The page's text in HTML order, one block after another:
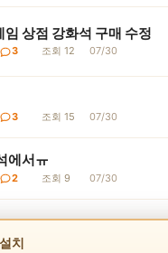
상점 강화석 구매 수정
3 조회 12 07/30
3 조회 15 07/30
에서ㅠ
2 조회 9 07/30
7
치